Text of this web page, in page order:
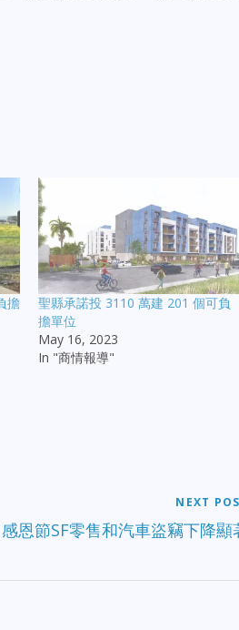
擔
聖縣承諾投 3110 萬建 201 個可負
擔單位
May 16, 2023
In "商情報導"
NEXT
感恩節SF零售和汽車盜竊下降顯